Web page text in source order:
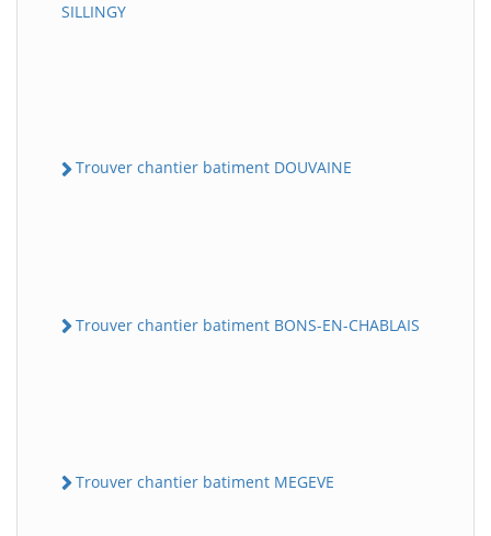
SILLINGY
Trouver chantier batiment DOUVAINE
Trouver chantier batiment BONS-EN-CHABLAIS
Trouver chantier batiment MEGEVE